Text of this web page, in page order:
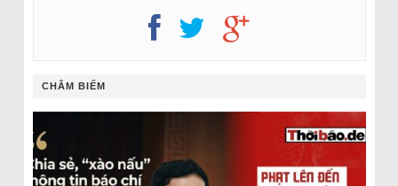
CHÂM BIẾM